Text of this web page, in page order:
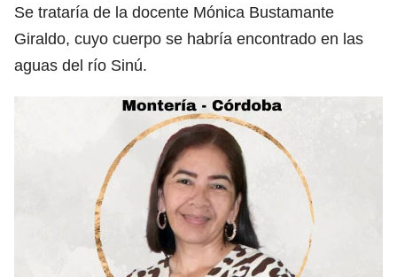
Se trataría de la docente Mónica Bustamante
Giraldo, cuyo cuerpo se habría encontrado en las
aguas del río Sinú.